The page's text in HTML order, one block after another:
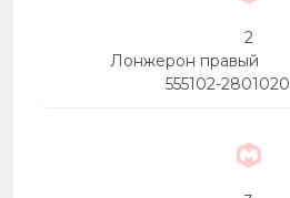
2
Лонжерон правый
555102-2801020